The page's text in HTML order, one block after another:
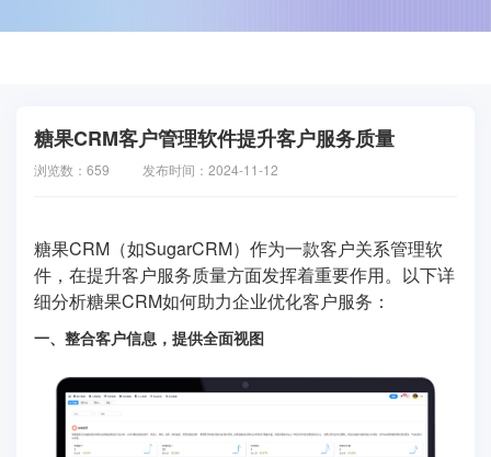
糖果CRM客户管理软件提升客户服务质量
浏览数：659 发布时间：2024-11-12
糖果CRM（如SugarCRM）作为一款客户关系管理软
件，在提升客户服务质量方面发挥着重要作用。以下详
细分析糖果CRM如何助力企业优化客户服务：
一、整合客户信息，提供全面视图